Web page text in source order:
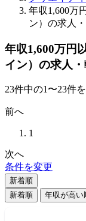
年収1,600万
ン）の求人
年収1,600万円
イン）の求人
23件中の1〜23件
前へ
1
次へ
条件を変更
新着順
新着順
年収が高い